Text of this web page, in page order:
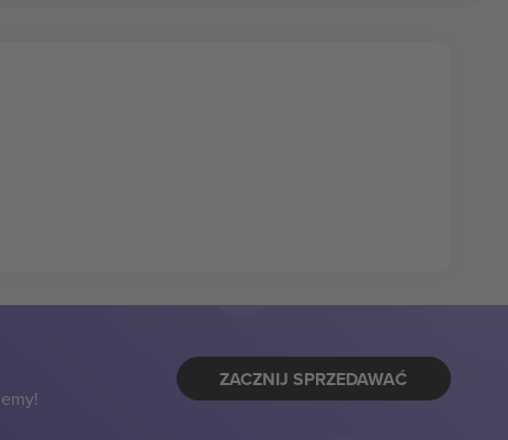
ZACZNIJ SPRZEDAWAĆ